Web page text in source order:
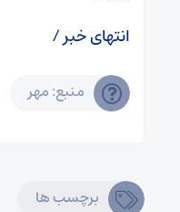
انتهای خبر /
منبع: مهر
برچسب ها